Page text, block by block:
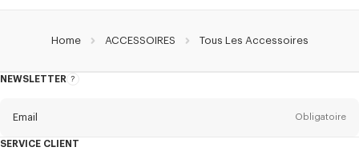
Home ACCESSOIRES Tous Les Accessoires
NEWSLETTER
A
Email Obligatoire
SERVICE CLIENT